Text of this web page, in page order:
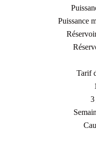
Puissance
Tarif
3